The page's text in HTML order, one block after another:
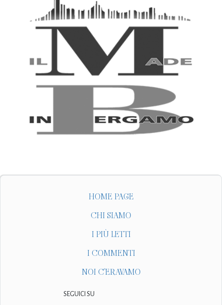
HOME PAGE
CHI SIAMO
I PIÙ LETTI
I COMMENTI
NOI C'ERAVAMO
SEGUICI SU